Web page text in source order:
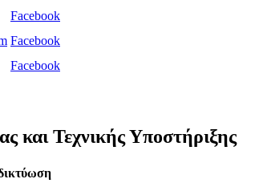
Facebook
Facebook
Facebook
και Τεχνικής Υποστήριξης